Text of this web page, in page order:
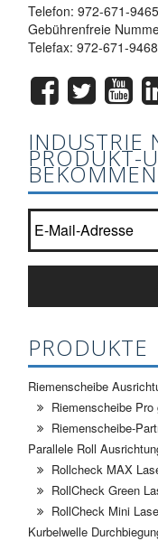
Telefon: 972-671-9465
Gebührenfreie
Telefax: 972-671-9468
INDUSTRIE
PRODUKT-
BEKOMMEN
PRODUKTE
Riemenscheibe
Riemenscheibe Pro
Riemenscheibe-
Parallele Roll
Rollcheck MAX
RollCheck Green
RollCheck Mini
Kurbelwelle